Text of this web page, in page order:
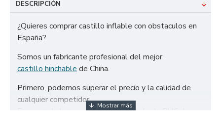
DESCRIPCIÓN
¿Quieres comprar castillo inflable con obstaculos en
España?
Somos un fabricante profesional del mejor
castillo hinchable de China.
Primero, podemos superar el precio y la calidad de
cualquier competidor.
En segundo lugar, solo utilizamos tela de PVC de